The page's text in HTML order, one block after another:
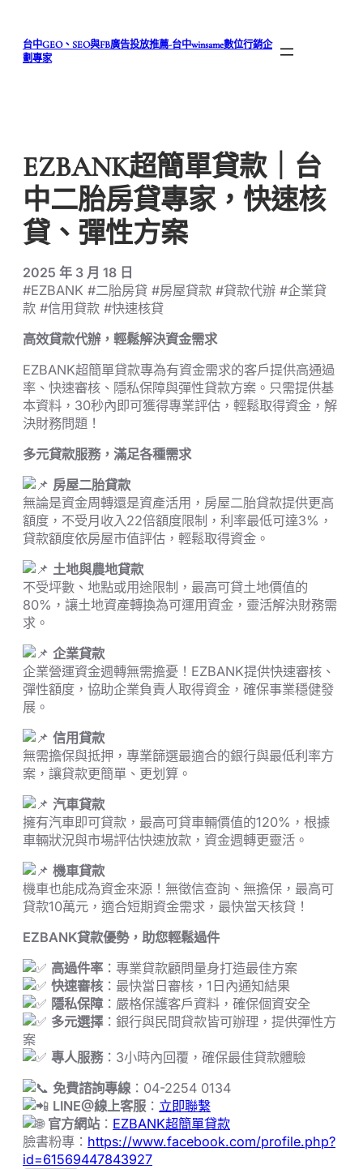
台中GEO、SEO與FB廣告投放推薦-台中winsame數位行銷企
劃專家
EZBANK超簡單貸款｜台
中二胎房貸專家，快速核
貸、彈性方案
2025 年 3 月 18 日
#EZBANK #二胎房貸 #房屋貸款 #貸款代辦 #企業貸
款 #信用貸款 #快速核貸
高效貸款代辦，輕鬆解決資金需求
EZBANK超簡單貸款專為有資金需求的客戶提供高通過
率、快速審核、隱私保障與彈性貸款方案。只需提供基
本資料，30秒內即可獲得專業評估，輕鬆取得資金，解
決財務問題！
多元貸款服務，滿足各種需求
房屋二胎貸款
無論是資金周轉還是資產活用，房屋二胎貸款提供更高
額度，不受月收入22倍額度限制，利率最低可達3%，
貸款額度依房屋市值評估，輕鬆取得資金。
土地與農地貸款
不受坪數、地點或用途限制，最高可貸土地價值的
80%，讓土地資產轉換為可運用資金，靈活解決財務需
求。
企業貸款
企業營運資金週轉無需擔憂！EZBANK提供快速審核、
彈性額度，協助企業負責人取得資金，確保事業穩健發
展。
信用貸款
無需擔保與抵押，專業篩選最適合的銀行與最低利率方
案，讓貸款更簡單、更划算。
汽車貸款
擁有汽車即可貸款，最高可貸車輛價值的120%，根據
車輛狀況與市場評估快速放款，資金週轉更靈活。
機車貸款
機車也能成為資金來源！無徵信查詢、無擔保，最高可
貸款10萬元，適合短期資金需求，最快當天核貸！
EZBANK貸款優勢，助您輕鬆過件
高過件率 ：專業貸款顧問量身打造最佳方案
快速審核：最快當日審核，1日內通知結果
隱私保障：嚴格保護客戶資料，確保個資安全
多元選擇：銀行與民間貸款皆可辦理，提供彈性方
案
專人服務：3小時內回覆，確保最佳貸款體驗
免費諮詢專線：04-2254 0134
LINE@線上客服 ： 立即聯繫
官方網站： EZBANK超簡單貸款
臉書粉專： https://www.facebook.com/profile.php?
id=61569447843927